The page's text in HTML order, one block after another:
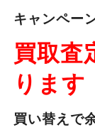
キャンペー
買取査
ります
買い替えで